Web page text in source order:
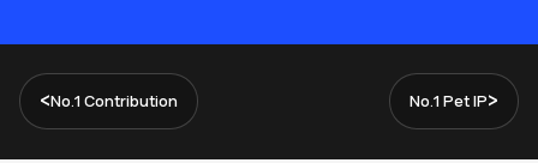
사람의 손길 속에서사회성을 기를 수 있도록 함께 돌봅니다.
반려동물과 공존하는 특별한 일상은 비즈니스
그 이상의 가치를 실현하고자
하는 비엠스마일만의 진심 어린 행보입니다.
<No.1 Contribution No.1 Pet IP>